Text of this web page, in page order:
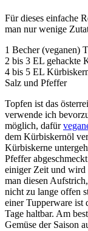
Für dieses einfache
man nur wenige
1 Becher (veganen)
2 bis 3 EL gehackte
4 bis 5 EL
Salz und Pfeffer
Topfen ist das
verwende ich
möglich, dafür
dem Kürbiskernöl
Kürbiskerne
Pfeffer
einiger Zeit und wird
man diesen
nicht zu lange offen
einer Tupperware ist
Tage haltbar. Am
Gemüse der Saison